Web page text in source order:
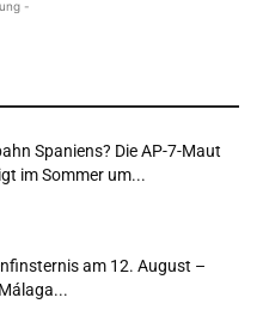
-
Spaniens? Die AP-7-Maut
im Sommer um...
am 12. August –